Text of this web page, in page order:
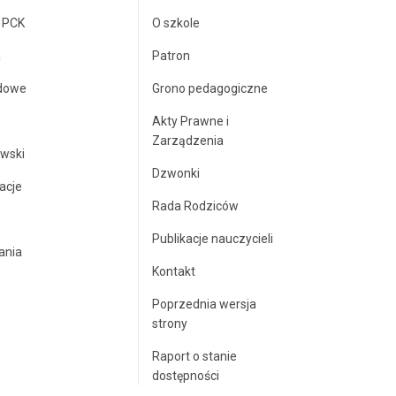
O szkole
Patron
Grono pedagogiczne
Akty Prawne i
Zarządzenia
Dzwonki
Rada Rodziców
Publikacje nauczycieli
Kontakt
Poprzednia wersja
strony
Raport o stanie
dostępności